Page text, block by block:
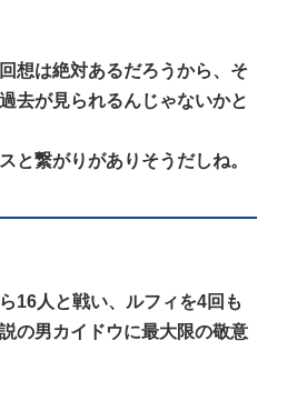
想は絶対あるだろうから、そ
去が見られるんじゃないかと
と繋がりがありそうだしね。
16人と戦い、ルフィを4回も
の男カイドウに最大限の敬意